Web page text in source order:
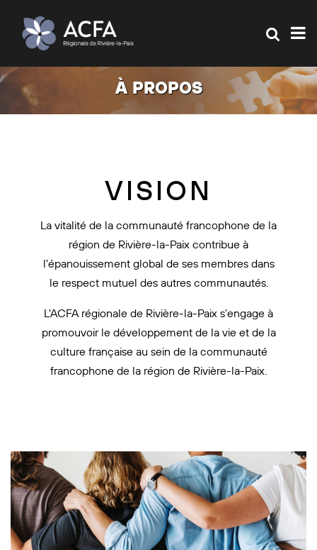
À PROPOS
VISION
La vitalité de la communauté francophone de la
région de Rivière-la-Paix contribue à
l'épanouissement global de ses membres dans
le respect mutuel des autres communautés.
L'ACFA régionale de Rivière-la-Paix s'engage à
promouvoir le développement de la vie et de la
culture française au sein de la communauté
francophone de la région de Rivière-la-Paix.